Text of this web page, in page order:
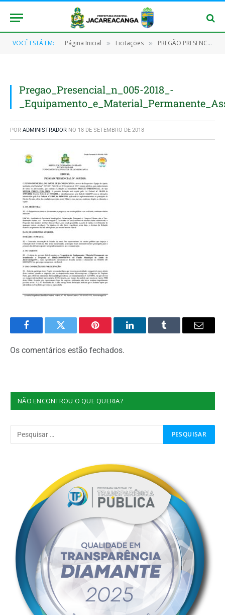
VOCÊ ESTÁ EM: Página Inicial » Licitações » PREGÃO PRESENCIAL Nº 005/2018 – FMS
Pregao_Presencial_n_005-2018_-
POR ADMINISTRADOR NO 18 DE SETEMBRO DE 2018
FacebookTwitter Pinterest O
Tumblr
E-
Os comentários estão fechados.
NÃO ENCONTROU O QUE QUERIA?